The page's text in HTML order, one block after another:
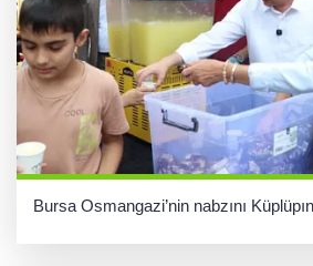
Bursa Osmangazi’nin nabzını